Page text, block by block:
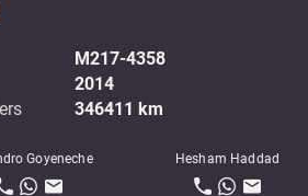
M217-4358
2014
346411 km
Goyeneche Hesham Haddad